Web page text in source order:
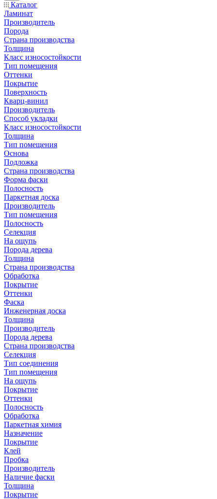
Каталог
Ламинат
Производитель
Порода
Страна производства
Толщина
Класс износостойкости
Тип помещения
Оттенки
Покрытие
Поверхность
Кварц-винил
Производитель
Способ укладки
Класс износостойкости
Толщина
Тип помещения
Основа
Подложка
Страна производства
Форма фаски
Полосность
Паркетная доска
Производитель
Тип помещения
Полосность
Селекция
На ощупь
Порода дерева
Толщина
Страна производства
Обработка
Покрытие
Оттенки
Фаска
Инженерная доска
Толщина
Производитель
Порода дерева
Страна производства
Селекция
Тип соединения
Тип помещения
На ощупь
Покрытие
Оттенки
Полосность
Обработка
Паркетная химия
Назначение
Покрытие
Клей
Пробка
Производитель
Наличие фаски
Толщина
Покрытие